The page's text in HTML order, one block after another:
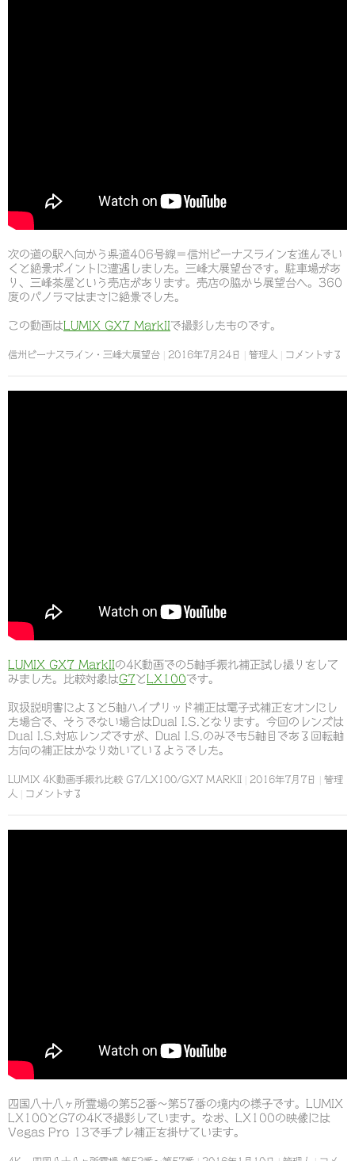
次の道の駅へ向かう県道406号線＝信州ビーナスラインを進んでい
くと絶景ポイントに遭遇しました。三峰大展望台です。駐車場があ
り、三峰茶屋という売店があります。売店の脇から展望台へ。360
度のパノラマはまさに絶景でした。
この動画は LUMIX GX7 MarkIIで撮影したものです。
信州ビーナスライン・三峰大展望台 2016年7月24日 管理人 コメントする
LUMIX GX7 MarkIIの4K動画での5軸手振れ補正試し撮りをして
みました。比較対象はG7 と LX100です。
取扱説明書によると5軸ハイブリッド補正は電子式補正をオンにし
た場合で、そうでない場合はDual I.S.となります。今回のレンズは
Dual I.S.対応レンズですが、Dual I.S.のみでも5軸目である回転軸
方向の補正はかなり効いているようでした。
LUMIX 4K動画手振れ比較 G7/LX100/GX7 MARKII 2016年7月7日
管理
人
コメントする
四国八十八ヶ所霊場の第52番～第57番の境内の様子です。LUMIX
LX100とG7の4Kで撮影しています。なお、LX100の映像には
Vegas Pro 13で手ブレ補正を掛けています。